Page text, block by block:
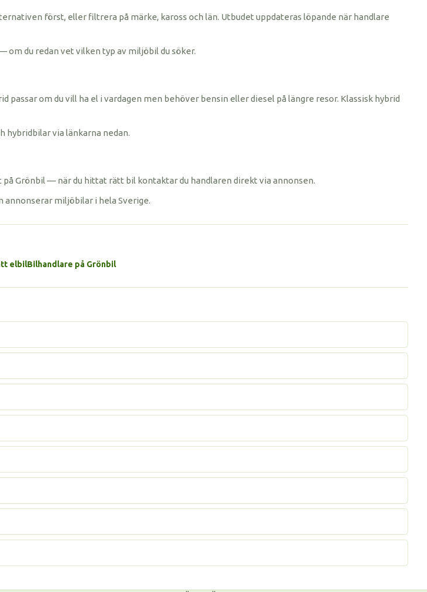
först, eller filtrera på märke, kaross och län. Utbudet uppdateras löpande när handlare
du redan vet vilken typ av miljöbil du söker.
passar om du vill ha el i vardagen men behöver bensin eller diesel på längre resor. Klassisk hybrid
hybridbilar via länkarna nedan.
Grönbil — när du hittat rätt bil kontaktar du handlaren direkt via annonsen.
miljöbilar i hela Sverige.
elbilBilhandlare på Grönbil